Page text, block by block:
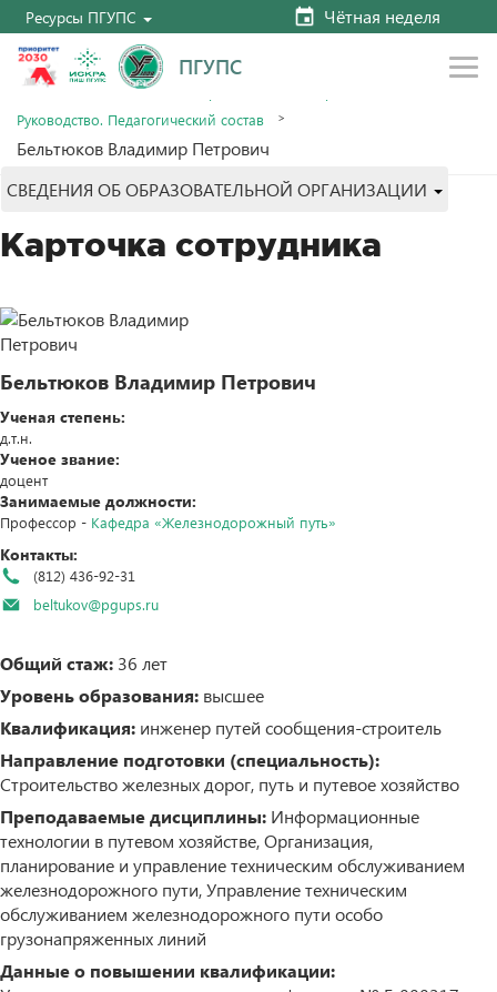
Ресурсы ПГУПС Чётная неделя
ПГУПС
Главная
Сведения об образовательной организации
Руководство. Педагогический состав
Бельтюков Владимир Петрович
СВЕДЕНИЯ ОБ ОБРАЗОВАТЕЛЬНОЙ ОРГАНИЗАЦИИ
Карточка сотрудника
Бельтюков Владимир Петрович
Ученая степень:
д.т.н.
Ученое звание:
доцент
Занимаемые должности:
Профессор - Кафедра «Железнодорожный путь»
Контакты:
(812) 436-92-31
beltukov@pgups.ru
Общий стаж: 36 лет
Уровень образования: высшее
Квалификация: инженер путей сообщения-строитель
Направление подготовки (специальность):
Строительство железных дорог, путь и путевое хозяйство
Преподаваемые дисциплины: Информационные
технологии в путевом хозяйстве, Организация,
планирование и управление техническим обслуживанием
железнодорожного пути, Управление техническим
обслуживанием железнодорожного пути особо
грузонапряженных линий
Данные о повышении квалификации: